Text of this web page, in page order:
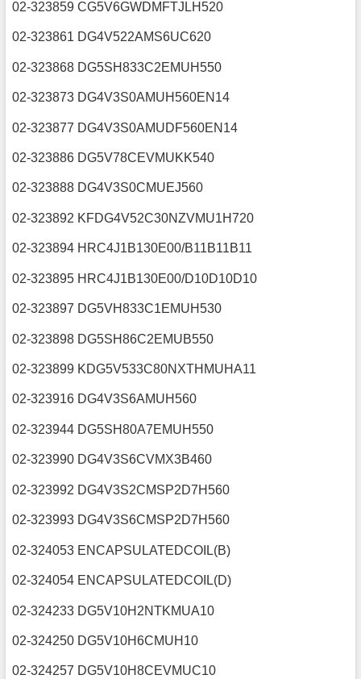
02-323859 CG5V6GWDMFTJLH520
02-323861 DG4V522AMS6UC620
02-323868 DG5SH833C2EMUH550
02-323873 DG4V3S0AMUH560EN14
02-323877 DG4V3S0AMUDF560EN14
02-323886 DG5V78CEVMUKK540
02-323888 DG4V3S0CMUEJ560
02-323892 KFDG4V52C30NZVMU1H720
02-323894 HRC4J1B130E00/B11B11B11
02-323895 HRC4J1B130E00/D10D10D10
02-323897 DG5VH833C1EMUH530
02-323898 DG5SH86C2EMUB550
02-323899 KDG5V533C80NXTHMUHA11
02-323916 DG4V3S6AMUH560
02-323944 DG5SH80A7EMUH550
02-323990 DG4V3S6CVMX3B460
02-323992 DG4V3S2CMSP2D7H560
02-323993 DG4V3S6CMSP2D7H560
02-324053 ENCAPSULATEDCOIL(B)
02-324054 ENCAPSULATEDCOIL(D)
02-324233 DG5V10H2NTKMUA10
02-324250 DG5V10H6CMUH10
02-324257 DG5V10H8CEVMUC10